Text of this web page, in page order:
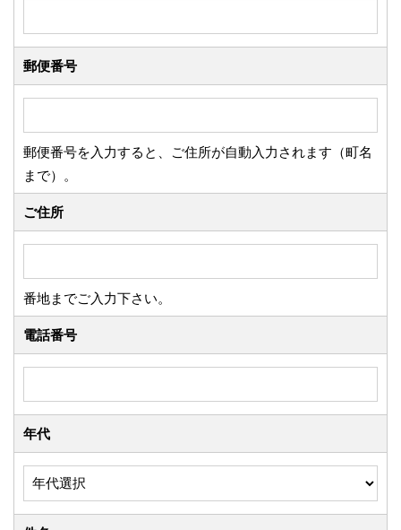
郵便番号
郵便番号を入力すると、ご住所が自動入力されます（町名
まで）。
ご住所
番地までご入力下さい。
電話番号
年代